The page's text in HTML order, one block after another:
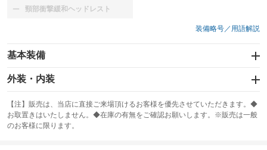
頸部衝撃緩和ヘッドレスト
：装備なし
装備略号／用語解説
基本装備
エアバッグ：運転席/助手席/サイド
：装備あり
：装備なし
サンルーフ
：装備あり ABS
外装・内装
カーナビ：HDDナビ
：装備あり
TV：フルセグ
：装備あり
【注】販売は、当店に直接ご来場頂けるお客様を優先させていただきます。◆
お取置きはいたしません。◆在庫の有無をご確認お願いします。※販売は一般
のお客様に限ります。